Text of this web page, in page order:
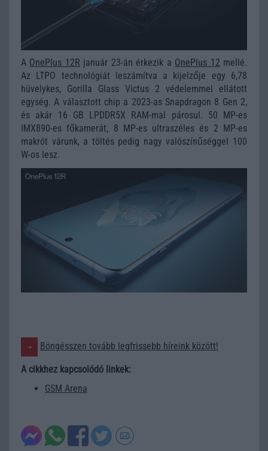
A OnePlus 12R január 23-án érkezik a OnePlus 12 mellé.
Az LTPO technológiát leszámítva a kijelzője egy 6,78
hüvelykes, Gorilla Glass Victus 2 védelemmel ellátott
egység. A választott chip a 2023-as Snapdragon 8 Gen 2,
és akár 16 GB LPDDR5X RAM-mal párosul. 50 MP-es
IMX890-es főkamerát, 8 MP-es ultraszéles és 2 MP-es
makrót várunk, a töltés pedig nagy valószínűséggel 100
W-os lesz.
Böngésszen tovább legfrissebb híreink között!
A cikkhez kapcsolódó linkek:
GSM Arena